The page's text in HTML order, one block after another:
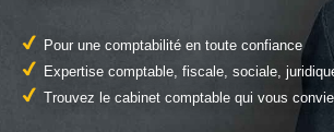
Pour une comptabilité en toute confiance
Expertise comptable, fiscale, sociale,
Trouvez le cabinet comptable qui vous